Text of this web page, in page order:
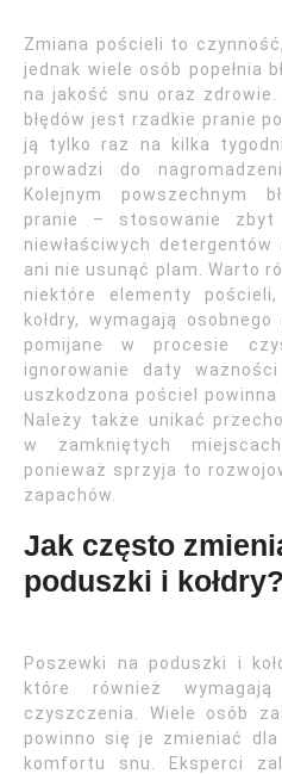
Zmiana pościeli to
jednak wiele osób popełnia
na jakość snu oraz
błędów jest rzadkie pranie
ją tylko raz na kilka
prowadzi do
Kolejnym powszechnym
pranie – stosowanie
niewłaściwych
ani nie usunąć plam. Warto
niektóre elementy
kołdry, wymagają
pomijane w procesie
ignorowanie daty
uszkodzona pościel powinna
Należy także unikać
w zamkniętych
ponieważ sprzyja to
zapachów.
Jak często
poduszki i kołdry?
Poszewki na poduszki i
które również
czyszczenia. Wiele osób
powinno się je zmieniać
komfortu snu. Eksperci